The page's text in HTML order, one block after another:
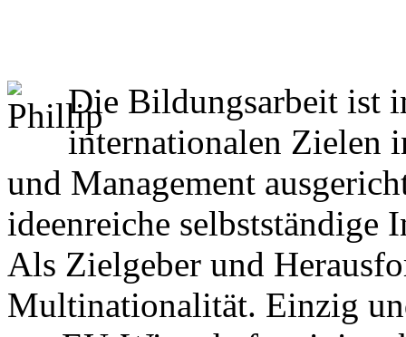
Die Bildungsarbeit ist
internationalen Zielen
und Management
ideenreiche selbstständige
Als Zielgeber und
Multinationalität. Einzig